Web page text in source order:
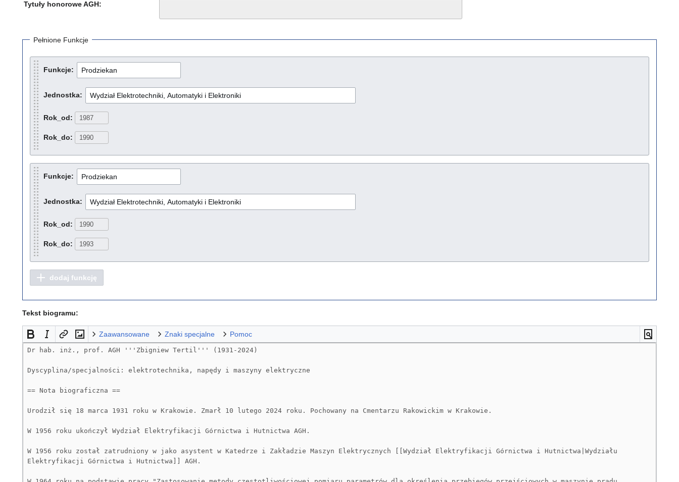
Tytuły honorowe AGH:
Pełnione Funkcje
Funkcje:
Jednostka:
Rok_od:
Rok_do:
Funkcje:
Jednostka:
Rok_od:
Rok_do:
dodaj funkcję
Tekst biogramu:
Zaawansowane Znaki specjalne Pomoc